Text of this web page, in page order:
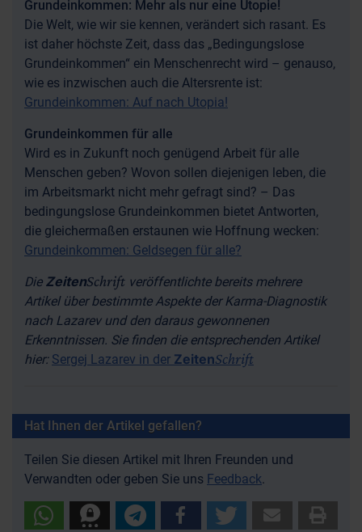
Grundeinkommen: Mehr als nur eine Utopie!
Die Welt, wie wir sie kennen, verändert sich rasant. Es
ist daher höchste Zeit, dass das „Bedingungslose
Grundeinkommen“ ein Menschenrecht wird – genauso,
wie es inzwischen auch die Altersrente ist:
Grundeinkommen: Auf nach Utopia!
Grundeinkommen für alle
Wird es in Zukunft noch genügend Arbeit für alle
Menschen geben? Wovon sollen diejenigen leben, die
im Arbeitsmarkt nicht mehr gefragt sind? – Das
bedingungslose Grundeinkommen bietet Antworten,
die gleichermaßen erstaunen wie Hoffnung wecken:
Grundeinkommen: Geldsegen für alle?
Die ZeitenSchrift veröffentlichte bereits mehrere
Artikel über bestimmte Aspekte der Karma-Diagnostik
nach Lazarev und den daraus gewonnenen
Erkenntnissen. Sie finden die entsprechenden Artikel
hier: Sergej Lazarev in der ZeitenSchrift
Hat Ihnen der Artikel gefallen?
Teilen Sie diesen Artikel mit Ihren Freunden und
Verwandten oder geben Sie uns Feedback.